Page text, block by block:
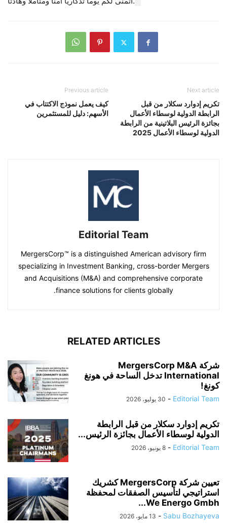
Previous article
كيف يعمل نموذج الاكتتاب في
الأسهم: دليل للمستثمرين
Next article
تكريم إدوارد سكلار من قبل
الرابطة الدولية لوسطاء الأعمال
بجائزة الرئيس البلاتينية من الرابطة
الدولية لوسطاء الأعمال 2025
Editorial Team
MergersCorp™ is a distinguished American advisory firm
specializing in Investment Banking, cross-border Mergers
and Acquisitions (M&A) and comprehensive corporate
finance solutions for clients globally.
RELATED ARTICLES
شركة MergersCorp M&A
International تدخل الساحة في هونغ
كونغ!
Editorial Team
- 30 يوليو، 2026
تكريم إدوارد سكلار من قبل الرابطة
الدولية لوسطاء الأعمال بجائزة الرئيس...
Editorial Team
- 8 يونيو، 2026
تعيين شركة MergersCorp كشريك
استراتيجي لتأسيس الصفقات لمحفظة
We Energo Gmbh...
Sabu Bozhayeva
- 13 مايو، 2026